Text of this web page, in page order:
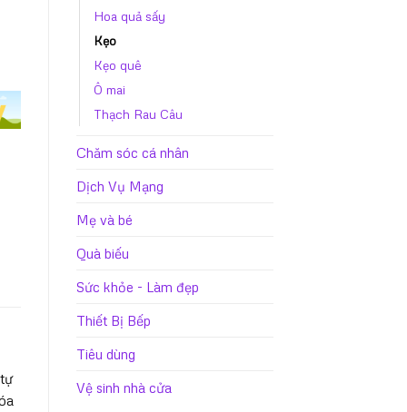
Hoa quả sấy
Kẹo
Kẹo quê
Ô mai
Thạch Rau Câu
Chăm sóc cá nhân
Dịch Vụ Mạng
Mẹ và bé
Quà biếu
Sức khỏe - Làm đẹp
Thiết Bị Bếp
Tiêu dùng
Vệ sinh nhà cửa